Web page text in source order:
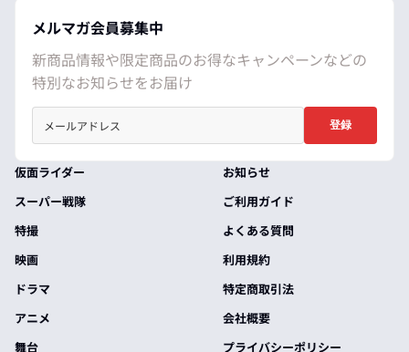
メルマガ会員募集中
新商品情報や限定商品のお得なキャンペーンなどの
特別なお知らせをお届け
登録
仮面ライダー
スーパー戦隊
特撮
映画
ドラマ
アニメ
舞台
お知らせ
ご利用ガイド
よくある質問
利用規約
特定商取引法
会社概要
プライバシーポリシー